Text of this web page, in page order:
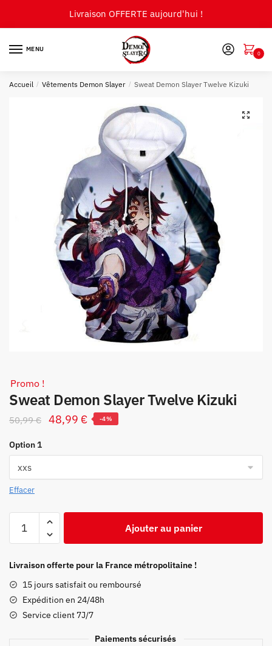
Livraison OFFERTE aujourd'hui !
MENU
0
Accueil / Vêtements Demon Slayer / Sweat Demon Slayer Twelve Kizuki
🔍
Promo !
Sweat Demon Slayer Twelve Kizuki
50,99€ Le
48,99 €Le
-4%
Option 1
Effacer
Demon
Twelve
Kizuki
Ajouter au panier
Livraison offerte pour la France métropolitaine !
15 jours satisfait ou remboursé
Expédition en 24/48h
Service client 7J/7
Paiements sécurisés